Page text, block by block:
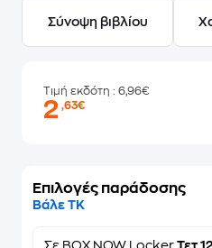
Σύνοψη βιβλίου
Τιμή εκδότη : 6,96€
2,63€
Επιλογές παράδοσης
Βάλε ΤΚ
Σε BOX NOW Locker Τετ